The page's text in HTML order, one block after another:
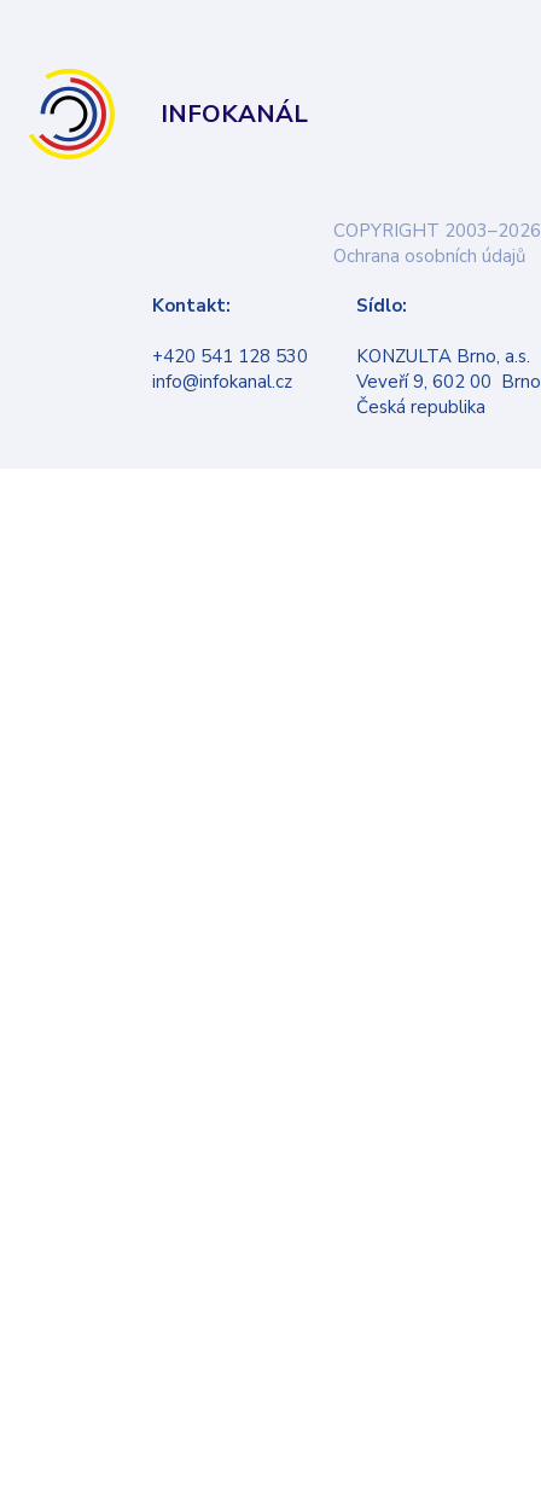
INFOKANÁL
COPYRIGHT 2003–2026
Ochrana osobních údajů
Sídlo:
KONZULTA Brno, a.s.
Veveří 9, 602 00 Brno
Česká republika
Kontakt:
+420 541 128 530
info@infokanal.cz